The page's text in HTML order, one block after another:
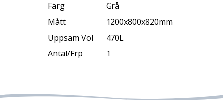
Färg
Grå
Mått
1200x800x820mm
Uppsam Vol
470L
Antal/Frp
1